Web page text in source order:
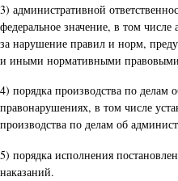
3) административной
федеральное значение, в том числе
за нарушение правил и норм,
и иными нормативными
4) порядка производства по делам
правонарушениях, в том числе
производства по делам об
5) порядка исполнения
наказаний.